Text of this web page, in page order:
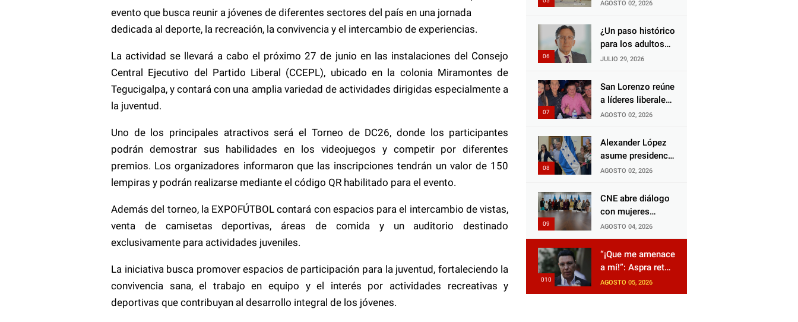
evento que busca reunir a jóvenes de diferentes sectores del país en una jornada
dedicada al deporte, la recreación, la convivencia y el intercambio de experiencias.
La actividad se llevará a cabo el próximo 27 de junio en las instalaciones del Consejo
Central Ejecutivo del Partido Liberal (CCEPL), ubicado en la colonia Miramontes de
Tegucigalpa, y contará con una amplia variedad de actividades dirigidas especialmente a
la juventud.
Uno de los principales atractivos será el Torneo de DC26, donde los participantes
podrán demostrar sus habilidades en los videojuegos y competir por diferentes
premios. Los organizadores informaron que las inscripciones tendrán un valor de 150
lempiras y podrán realizarse mediante el código QR habilitado para el evento.
Además del torneo, la EXPOFÚTBOL contará con espacios para el intercambio de vistas,
venta de camisetas deportivas, áreas de comida y un auditorio destinado
exclusivamente para actividades juveniles.
La iniciativa busca promover espacios de participación para la juventud, fortaleciendo la
convivencia sana, el trabajo en equipo y el interés por actividades recreativas y
deportivas que contribuyan al desarrollo integral de los jóvenes.
Choloma es
consolidar un
Estado que
y abandona al
inocente.
2026
AGOSTO 02, 2026
¿Un paso histórico
para los adultos
mayores?
impulsada por el
diputado Salomón
Honduras
JULIO 29, 2026
San Lorenzo reúne
a líderes liberales
en jornada de
unidad
AGOSTO 02, 2026
Alexander López
asume presidencia
del Consejo
de El Progreso
para el Censo
AGOSTO 02, 2026
CNE abre diálogo
con mujeres
políticas para
impulsar reformas
electorales
AGOSTO 04, 2026
“¡Que me amenace
a mí!”: Aspra reta
a JOH y exige que
siga tras las rejas
AGOSTO 05, 2026